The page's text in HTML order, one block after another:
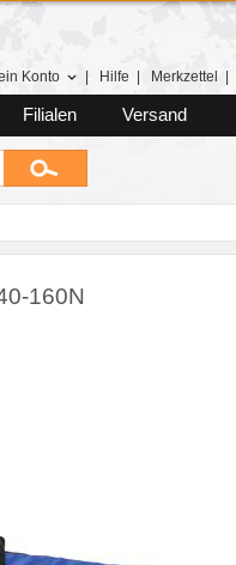
Konto Hilfe Merkzettel
Filialen Versand
160N